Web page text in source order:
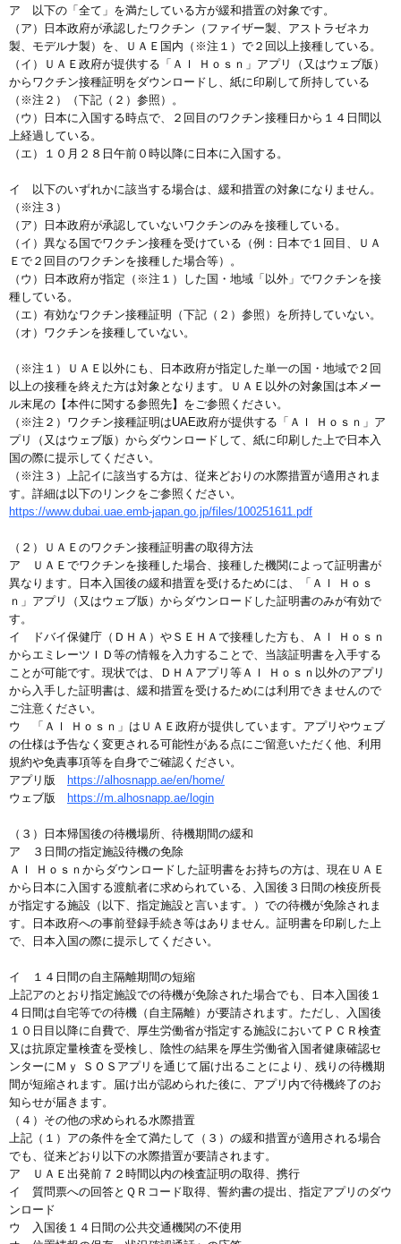
ア 以下の「全て」を満たしている方が緩和措置の対象です。
（ア）日本政府が承認したワクチン（ファイザー製、アストラゼネカ
製、モデルナ製）を、ＵＡＥ国内（※注１）で２回以上接種している。
（イ）ＵＡＥ政府が提供する「Ａｌ Ｈｏｓｎ」アプリ（又はウェブ版）
からワクチン接種証明をダウンロードし、紙に印刷して所持している
（※注２）（下記（２）参照）。
（ウ）日本に入国する時点で、２回目のワクチン接種日から１４日間以
上経過している。
（エ）１０月２８日午前０時以降に日本に入国する。
イ 以下のいずれかに該当する場合は、緩和措置の対象になりません。
（※注３）
（ア）日本政府が承認していないワクチンのみを接種している。
（イ）異なる国でワクチン接種を受けている（例：日本で１回目、ＵＡ
Ｅで２回目のワクチンを接種した場合等）。
（ウ）日本政府が指定（※注１）した国・地域「以外」でワクチンを接
種している。
（エ）有効なワクチン接種証明（下記（２）参照）を所持していない。
（オ）ワクチンを接種していない。
（※注１）ＵＡＥ以外にも、日本政府が指定した単一の国・地域で２回
以上の接種を終えた方は対象となります。ＵＡＥ以外の対象国は本メー
ル末尾の【本件に関する参照先】をご参照ください。
（※注２）ワクチン接種証明はUAE政府が提供する「Ａｌ Ｈｏｓｎ」ア
プリ（又はウェブ版）からダウンロードして、紙に印刷した上で日本入
国の際に提示してください。
（※注３）上記イに該当する方は、従来どおりの水際措置が適用されま
す。詳細は以下のリンクをご参照ください。
https://www.dubai.uae.emb-japan.go.jp/files/100251611.pdf
（２）ＵＡＥのワクチン接種証明書の取得方法
ア ＵＡＥでワクチンを接種した場合、接種した機関によって証明書が
異なります。日本入国後の緩和措置を受けるためには、「Ａｌ Ｈｏｓ
ｎ」アプリ（又はウェブ版）からダウンロードした証明書のみが有効で
す。
イ ドバイ保健庁（ＤＨＡ）やＳＥＨＡで接種した方も、Ａｌ Ｈｏｓｎ
からエミレーツＩＤ等の情報を入力することで、当該証明書を入手する
ことが可能です。現状では、ＤＨＡアプリ等Ａｌ Ｈｏｓｎ以外のアプリ
から入手した証明書は、緩和措置を受けるためには利用できませんので
ご注意ください。
ウ 「Ａｌ Ｈｏｓｎ」はＵＡＥ政府が提供しています。アプリやウェブ
の仕様は予告なく変更される可能性がある点にご留意いただく他、利用
規約や免責事項等を自身でご確認ください。
アプリ版
https://alhosnapp.ae/en/home/
ウェブ版
https://m.alhosnapp.ae/login
（３）日本帰国後の待機場所、待機期間の緩和
ア ３日間の指定施設待機の免除
Ａｌ Ｈｏｓｎからダウンロードした証明書をお持ちの方は、現在ＵＡＥ
から日本に入国する渡航者に求められている、入国後３日間の検疫所長
が指定する施設（以下、指定施設と言います。）での待機が免除されま
す。日本政府への事前登録手続き等はありません。証明書を印刷した上
で、日本入国の際に提示してください。
イ １４日間の自主隔離期間の短縮
上記アのとおり指定施設での待機が免除された場合でも、日本入国後１
４日間は自宅等での待機（自主隔離）が要請されます。ただし、入国後
１０日目以降に自費で、厚生労働省が指定する施設においてＰＣＲ検査
又は抗原定量検査を受検し、陰性の結果を厚生労働省入国者健康確認セ
ンターにＭｙ ＳＯＳアプリを通じて届け出ることにより、残りの待機期
間が短縮されます。届け出が認められた後に、アプリ内で待機終了のお
知らせが届きます。
（４）その他の求められる水際措置
上記（１）アの条件を全て満たして（３）の緩和措置が適用される場合
でも、従来どおり以下の水際措置が要請されます。
ア ＵＡＥ出発前７２時間以内の検査証明の取得、携行
イ 質問票への回答とＱＲコード取得、誓約書の提出、指定アプリのダウ
ンロード
ウ 入国後１４日間の公共交通機関の不使用